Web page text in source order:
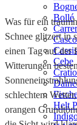
Was für ein
Schnee glitzert in
einen Tag auf der
Witterungen
schlechtem
orangen
Bollé
Casco
Cebe
Helt